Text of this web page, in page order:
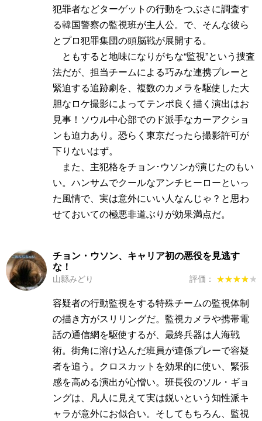
犯罪者などターゲットの行動をつぶさに調査す
る韓国警察の監視班が主人公。で、そんな彼ら
とプロ犯罪集団の頭脳戦が展開する。
ともすると地味になりがちな“監視”という捜査
法だが、担当チームによる巧みな連携プレーと
緊迫する追跡劇を、複数のカメラを駆使した大
胆なロケ撮影によってテンポ良く描く演出はお
見事！ソウル中心部でのド派手なカーアクショ
ンも迫力あり。恐らく東京だったら撮影許可が
下りないはず。
また、主犯格をチョン･ウソンが演じたのもい
い。ハンサムでクールなアンチヒーローといっ
た風情で、実は意外にいい人なんじゃ？と思わ
せておいての極悪非道ぶりが効果満点だ。
チョン・ウソン、キャリア初の悪役を見逃す
な！
山縣みどり 評価： ★★★★★
★★★★★
容疑者の行動監視をする特殊チームの監視体制
の描き方がスリリングだ。監視カメラや携帯電
話の通信網を駆使するが、最終兵器は人海戦
術。街角に溶け込んだ班員が連係プレーで容疑
者を追う。クロスカットを効果的に使い、緊張
感を高める演出が心憎い。班長役のソル・ギョ
ングは、凡人に見えて実は鋭いという知性派キ
ャラが意外にお似合い。そしてもちろん、監視